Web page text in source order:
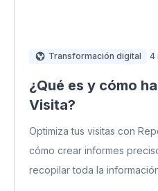
Transformación digital 4
¿Qué es y cómo
Visita?
Optimiza tus visitas con
cómo crear informes
recopilar toda la